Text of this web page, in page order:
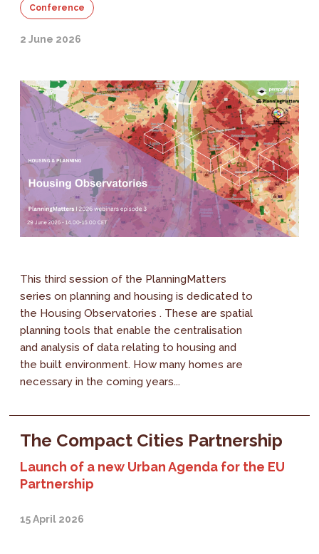
Conference
2 June 2026
This third session of the PlanningMatters
series on planning and housing is dedicated to
the Housing Observatories . These are spatial
planning tools that enable the centralisation
and analysis of data relating to housing and
the built environment. How many homes are
necessary in the coming years...
The Compact Cities Partnership
Launch of a new Urban Agenda for the EU
Partnership
15 April 2026